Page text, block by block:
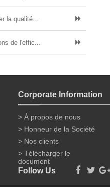
la qualité...
de l'effic...
Corporate Information
> À propos de nous
> Honneur de la Société
> Nos clients
> Télécharger le
document
Follow Us